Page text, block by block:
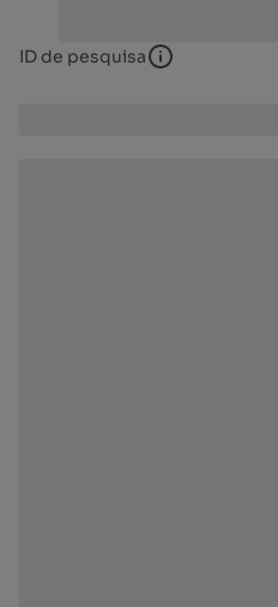
ID de pesquisa ID de pesquisa